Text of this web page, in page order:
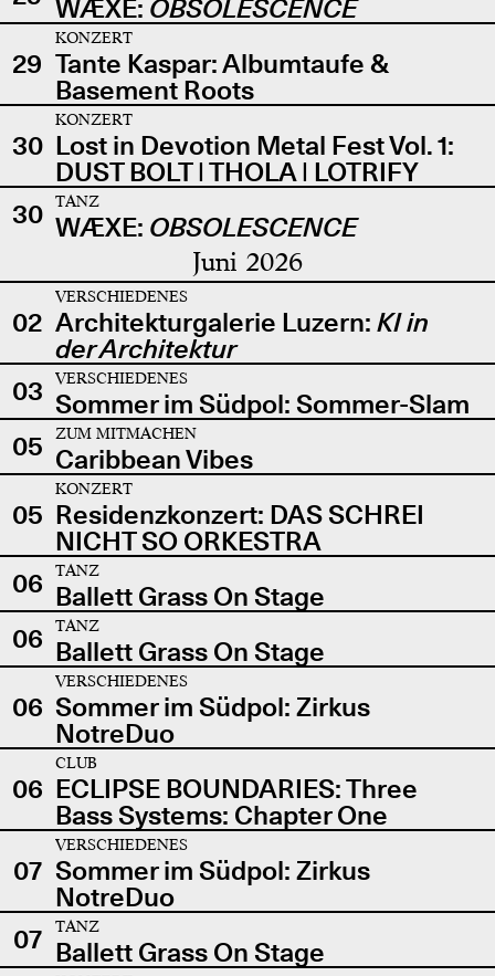
WÆXE: OBSOLESCENCE
29
KONZERT
Tante Kaspar: Albumtaufe &
Basement Roots
30
KONZERT
Lost in Devotion Metal Fest Vol. 1:
DUST BOLT | THOLA | LOTRIFY
30
TANZ
WÆXE: OBSOLESCENCE
Juni 2026
02
VERSCHIEDENES
Architekturgalerie Luzern: KI in
der Architektur
03
VERSCHIEDENES
Sommer im Südpol: Sommer-Slam
05
ZUM MITMACHEN
Caribbean Vibes
05
KONZERT
Residenzkonzert: DAS SCHREI
NICHT SO ORKESTRA
06
TANZ
Ballett Grass On Stage
06
TANZ
Ballett Grass On Stage
06
VERSCHIEDENES
Sommer im Südpol: Zirkus
NotreDuo
06
CLUB
ECLIPSE BOUNDARIES: Three
Bass Systems: Chapter One
07
VERSCHIEDENES
Sommer im Südpol: Zirkus
NotreDuo
07
TANZ
Ballett Grass On Stage